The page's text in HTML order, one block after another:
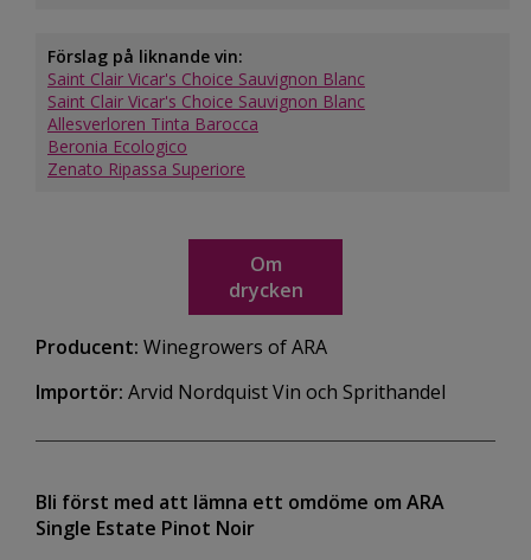
Förslag på liknande vin:
Saint Clair Vicar's Choice Sauvignon Blanc
Saint Clair Vicar's Choice Sauvignon Blanc
Allesverloren Tinta Barocca
Beronia Ecologico
Zenato Ripassa Superiore
Om
drycken
Producent: Winegrowers of ARA
Importör: Arvid Nordquist Vin och Sprithandel
Bli först med att lämna ett omdöme om ARA
Single Estate Pinot Noir